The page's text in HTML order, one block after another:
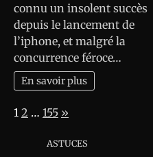
connu un insolent succès
depuis le lancement de
l’iphone, et malgré la
concurrence féroce…
En savoir plus
Page:
1 2 … 155 Next
»
ASTUCES